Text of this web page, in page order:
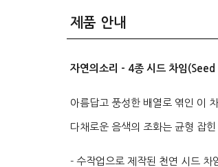
제품 안내
자연의소리 - 4종 시드 차임
아름답고 풍성한 배열로 엮인 이
다채로운 음색의 조화는 균형 잡
- 수작업으로 제작된 천연 시드 차